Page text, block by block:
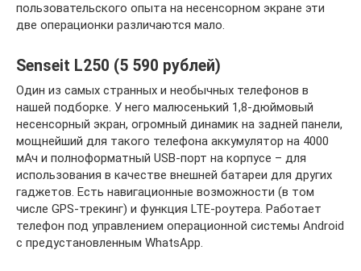
пользовательского опыта на несенсорном экране эти
две операционки различаются мало.
Senseit L250 (5 590 рублей)
Один из самых странных и необычных телефонов в
нашей подборке. У него малюсенький 1,8-дюймовый
несенсорный экран, огромный динамик на задней панели,
мощнейший для такого телефона аккумулятор на 4000
мАч и полноформатный USB-порт на корпусе – для
использования в качестве внешней батареи для других
гаджетов. Есть навигационные возможности (в том
числе GPS-трекинг) и функция LTE-роутера. Работает
телефон под управлением операционной системы Android
с предустановленным WhatsApp.